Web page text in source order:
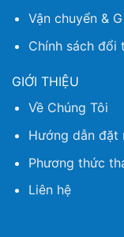
Vận chuyển &
Chính sách đổi
GIỚI THIỆU
Về Chúng Tôi
Hướng dẫn đặt
Phương thức
Liên hệ